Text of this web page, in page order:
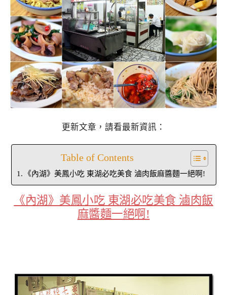
更新文章，請看最新資訊：
Table of Contents
《內湖》美鳳小吃 東湖必吃美食 滷肉飯麻醬麵一絕啊!
《內湖》美鳳小吃 東湖必吃美食 滷肉飯
麻醬麵一絕啊!